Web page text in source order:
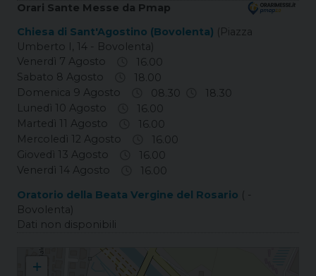
Orari Sante Messe da Pmap
Chiesa di Sant'Agostino (Bovolenta) (Piazza
Umberto I, 14 - Bovolenta)
Venerdì 7 Agosto
16.00
Sabato 8 Agosto
18.00
Domenica 9 Agosto
08.30
18.30
Lunedì 10 Agosto
16.00
Martedì 11 Agosto
16.00
Mercoledì 12 Agosto
16.00
Giovedì 13 Agosto
16.00
Venerdì 14 Agosto
16.00
Oratorio della Beata Vergine del Rosario ( -
Bovolenta)
Dati non disponibili
Bovolenta S. Agostino
+